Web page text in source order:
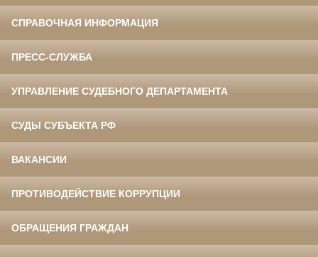
СПРАВОЧНАЯ ИНФОРМАЦИЯ
ПРЕСС-СЛУЖБА
УПРАВЛЕНИЕ СУДЕБНОГО ДЕПАРТАМЕНТА
СУДЫ СУБЪЕКТА РФ
ВАКАНСИИ
ПРОТИВОДЕЙСТВИЕ КОРРУПЦИИ
ОБРАЩЕНИЯ ГРАЖДАН